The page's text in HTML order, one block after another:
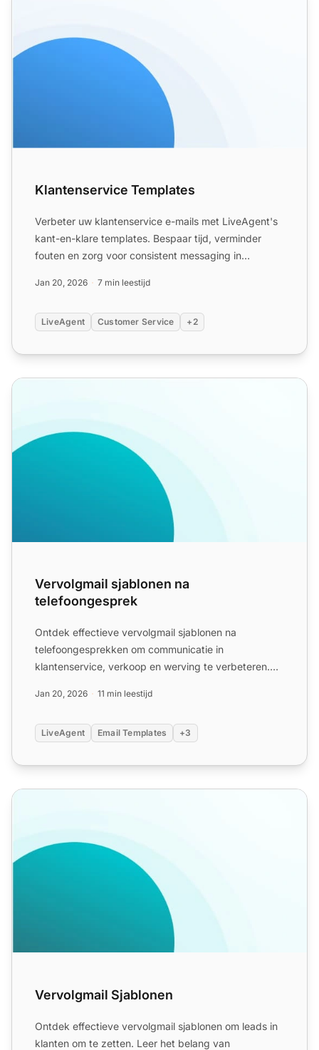
Klantenservice Templates
Verbeter uw klantenservice e-mails met LiveAgent's
kant-en-klare templates. Bespaar tijd, verminder
fouten en zorg voor consistent messaging in
Jan 20, 2026 7 min leestijd
LiveAgent Customer Service +2
Vervolgmail sjablonen na telefoongesprek
Vervolgmail sjablonen na
telefoongesprek
Ontdek effectieve vervolgmail sjablonen na
telefoongesprekken om communicatie in
klantenservice, verkoop en werving te verbeteren.
Jan 20, 2026 11 min leestijd
LiveAgent Email Templates +3
Vervolgmail Sjablonen
Vervolgmail Sjablonen
Ontdek effectieve vervolgmail sjablonen om leads in
klanten om te zetten. Leer het belang van